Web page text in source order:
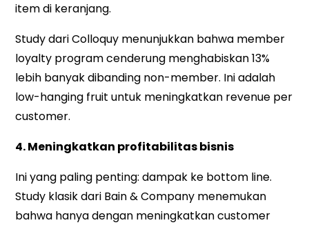
item di keranjang.
Study dari Colloquy menunjukkan bahwa member
loyalty program cenderung menghabiskan 13%
lebih banyak dibanding non-member. Ini adalah
low-hanging fruit untuk meningkatkan revenue per
customer.
4. Meningkatkan profitabilitas bisnis
Ini yang paling penting: dampak ke bottom line.
Study klasik dari Bain & Company menemukan
bahwa hanya dengan meningkatkan customer